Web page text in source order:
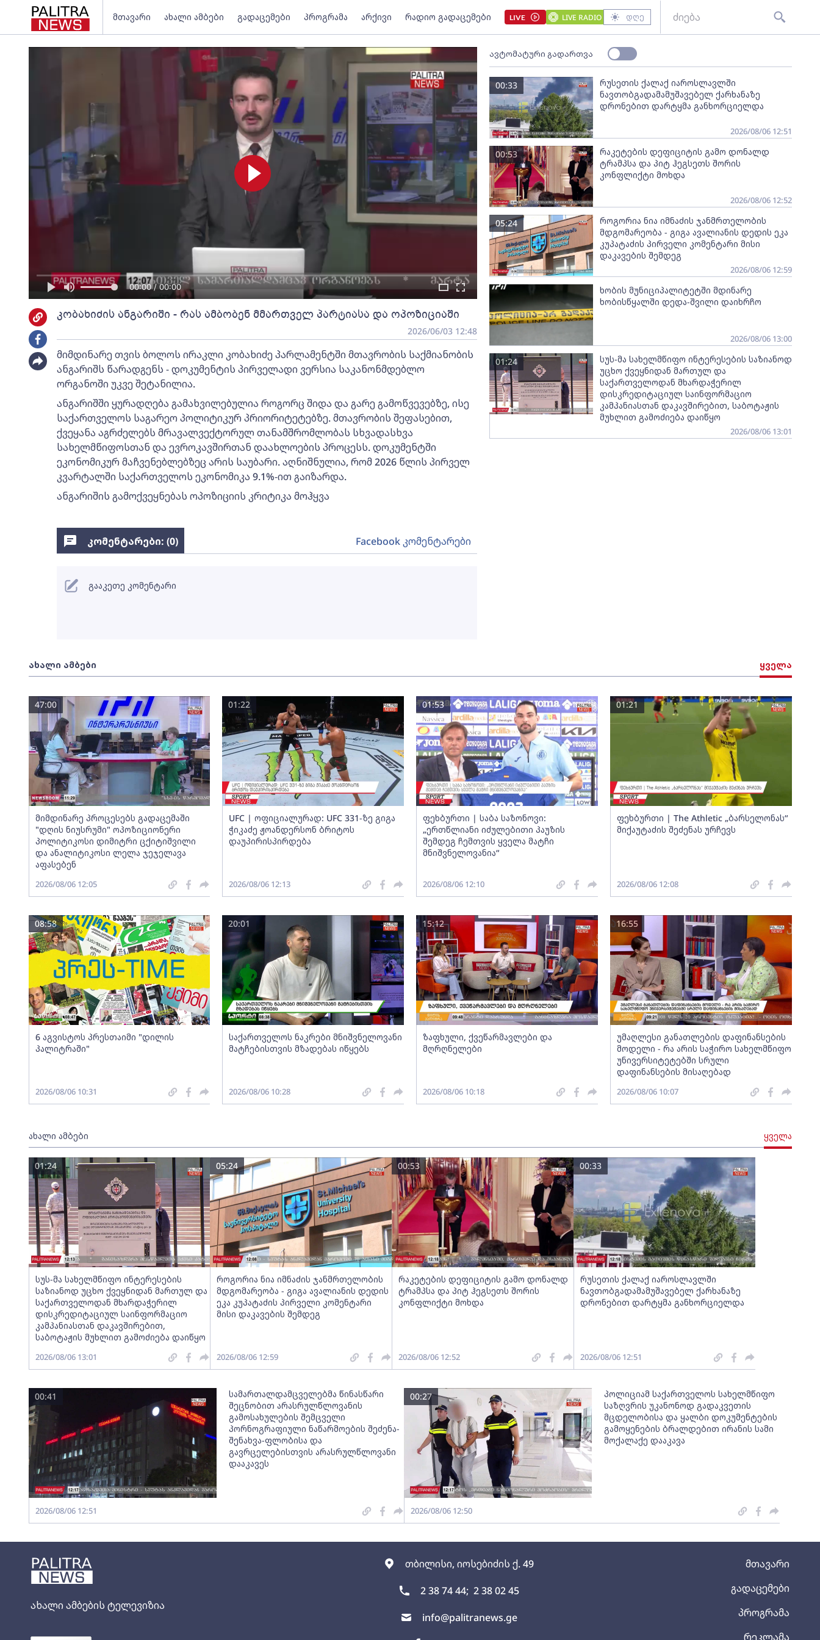
მთავარი ახალი ამბები გადაცემები პროგრამა არქივი რადიო გადაცემები LIVE LIVE RADIO დღე
ახალი ამბების ტელევიზია
თბილისი, იოსებიძის ქ. 49
2 38 74 44; 2 38 02 45
info@palitranews.ge
მთავარი
გადაცემები
პროგრამა
რეკლამა
00:00 / 00:00
კობახიძის ანგარიში - რას ამბობენ მმართველ პარტიასა და ოპოზიციაში
2026/06/03 12:48
მიმდინარე თვის ბოლოს ირაკლი კობახიძე პარლამენტში მთავრობის საქმიანობის
ანგარიშს წარადგენს - დოკუმენტის პირველადი ვერსია საკანონმდებლო
ორგანოში უკვე შეტანილია.
ანგარიშში ყურადღება გამახვილებულია როგორც შიდა და გარე გამოწვევებზე, ისე
საქართველოს საგარეო პოლიტიკურ პრიორიტეტებზე. მთავრობის შეფასებით,
ქვეყანა აგრძელებს მრავალვექტორულ თანამშრომლობას სხვადასხვა
სახელმწიფოსთან და ევროკავშირთან დაახლოების პროცესს. დოკუმენტში
ეკონომიკურ მაჩვენებლებზეც არის საუბარი. აღნიშნულია, რომ 2026 წლის პირველ
კვარტალში საქართველოს ეკონომიკა 9.1%-ით გაიზარდა.
ანგარიშის გამოქვეყნებას ოპოზიციის კრიტიკა მოჰყვა
ავტომატური გადართვა
რუსეთის ქალაქ იაროსლავლში
ნავთობგადამამუშავებელ ქარხანაზე
დრონებით დარტყმა განხორციელდა
00:33
2026/08/06 12:51
რაკეტების დეფიციტის გამო დონალდ
ტრამპსა და პიტ ჰეგსეთს შორის
კონფლიქტი მოხდა
00:53
2026/08/06 12:52
როგორია ნია იმნაძის ჯანმრთელობის
მდგომარეობა - გიგა ავალიანის დედის ეკა
კუპატაძის პირველი კომენტარი მისი
დაკავების შემდეგ
05:24
2026/08/06 12:59
ხობის მუნიციპალიტეტში მდინარე
ხობისწყალში დედა-შვილი დაიხრჩო
2026/08/06 13:00
სუს-მა სახელმწიფო ინტერესების საზიანოდ
უცხო ქვეყნიდან მართულ და
საქართველოდან მხარდაჭერილ
დისკრედიტაციულ საინფორმაციო
კამპანიასთან დაკავშირებით, საბოტაჟის
მუხლით გამოძიება დაიწყო
01:24
2026/08/06 13:01
ახალი ამბები ყველა
მიმდინარე პროცესებს გადაცემაში
"დღის ნიუსრუმი" ოპოზიციონერი
პოლიტიკოსი დიმიტრი ცქიტიშვილი
და ანალიტიკოსი ლელა ჯეჯელავა
აფასებენ
47:00
2026/08/06 12:05
UFC | ოფიციალურად: UFC 331-ზე გიგა
ჭიკაძე ჟოანდერსონ ბრიტოს
დაუპირისპირდება
01:22
2026/08/06 12:13
ფეხბურთი | საბა საზონოვი:
„ერთწლიანი იძულებითი პაუზის
შემდეგ ჩემთვის ყველა მატჩი
მნიშვნელოვანია“
01:53
2026/08/06 12:10
ფეხბურთი | The Athletic „ბარსელონას“
მიქაუტაძის შეძენას ურჩევს
01:21
2026/08/06 12:08
6 აგვისტოს პრესთაიმი "დილის
პალიტრაში"
08:58
2026/08/06 10:31
საქართველოს ნაკრები მნიშვნელოვანი
მატჩებისთვის მზადებას იწყებს
20:01
2026/08/06 10:28
ზაფხული, ქვეწარმავლები და
მღრღნელები
15:12
2026/08/06 10:18
უმაღლესი განათლების დაფინანსების
მოდელი - რა არის საჭირო სახელმწიფო
უნივერსიტეტებში სრული
დაფინანსების მისაღებად
16:55
2026/08/06 10:07
ახალი ამბები ყველა
სუს-მა სახელმწიფო ინტერესების
საზიანოდ უცხო ქვეყნიდან მართულ და
საქართველოდან მხარდაჭერილ
დისკრედიტაციულ საინფორმაციო
კამპანიასთან დაკავშირებით,
საბოტაჟის მუხლით გამოძიება დაიწყო
01:24
2026/08/06 13:01
როგორია ნია იმნაძის ჯანმრთელობის
მდგომარეობა - გიგა ავალიანის დედის
ეკა კუპატაძის პირველი კომენტარი
მისი დაკავების შემდეგ
05:24
2026/08/06 12:59
რაკეტების დეფიციტის გამო დონალდ
ტრამპსა და პიტ ჰეგსეთს შორის
კონფლიქტი მოხდა
00:53
2026/08/06 12:52
რუსეთის ქალაქ იაროსლავლში
ნავთობგადამამუშავებელ ქარხანაზე
დრონებით დარტყმა განხორციელდა
00:33
2026/08/06 12:51
სამართალდამცველებმა წინასწარი
შეცნობით არასრულწლოვანის
გამოსახულების შემცველი
პორნოგრაფიული ნაწარმოების შეძენა-
შენახვა-ფლობისა და
გავრცელებისთვის არასრულწლოვანი
დააკავეს
00:41
2026/08/06 12:51
პოლიციამ საქართველოს სახელმწიფო
საზღვრის უკანონოდ გადაკვეთის
მცდელობისა და ყალბი დოკუმენტების
გამოყენების ბრალდებით ირანის სამი
მოქალაქე დააკავა
00:27
2026/08/06 12:50
კომენტარები: (0) Facebook კომენტარები
გააკეთე კომენტარი